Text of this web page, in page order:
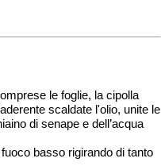
le foglie, la cipolla
scaldate l'olio, unite le
di senape e dell’acqua
basso rigirando di tanto